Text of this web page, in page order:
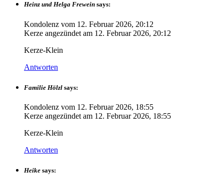
Heinz und Helga Frewein says:
Kondolenz vom 12. Februar 2026, 20:12
Kerze angezündet am 12. Februar 2026, 20:12
Kerze-Klein
Antworten
Familie Hölzl says:
Kondolenz vom 12. Februar 2026, 18:55
Kerze angezündet am 12. Februar 2026, 18:55
Kerze-Klein
Antworten
Heike says: